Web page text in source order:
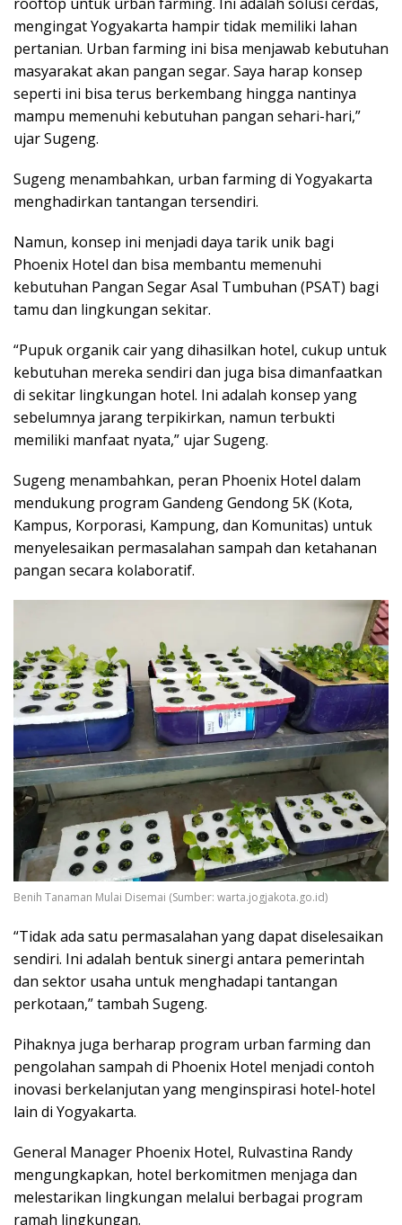
mengingat Yogyakarta hampir tidak memiliki lahan
pertanian. Urban farming ini bisa menjawab kebutuhan
masyarakat akan pangan segar. Saya harap konsep
seperti ini bisa terus berkembang hingga nantinya
mampu memenuhi kebutuhan pangan sehari-hari,”
ujar Sugeng.
Sugeng menambahkan, urban farming di Yogyakarta
menghadirkan tantangan tersendiri.
Namun, konsep ini menjadi daya tarik unik bagi
Phoenix Hotel dan bisa membantu memenuhi
kebutuhan Pangan Segar Asal Tumbuhan (PSAT) bagi
tamu dan lingkungan sekitar.
“Pupuk organik cair yang dihasilkan hotel, cukup untuk
kebutuhan mereka sendiri dan juga bisa dimanfaatkan
di sekitar lingkungan hotel. Ini adalah konsep yang
sebelumnya jarang terpikirkan, namun terbukti
memiliki manfaat nyata,” ujar Sugeng.
Sugeng menambahkan, peran Phoenix Hotel dalam
mendukung program Gandeng Gendong 5K (Kota,
Kampus, Korporasi, Kampung, dan Komunitas) untuk
menyelesaikan permasalahan sampah dan ketahanan
pangan secara kolaboratif.
Benih Tanaman Mulai Disemai (Sumber: warta.jogjakota.go.id)
“Tidak ada satu permasalahan yang dapat diselesaikan
sendiri. Ini adalah bentuk sinergi antara pemerintah
dan sektor usaha untuk menghadapi tantangan
perkotaan,” tambah Sugeng.
Pihaknya juga berharap program urban farming dan
pengolahan sampah di Phoenix Hotel menjadi contoh
inovasi berkelanjutan yang menginspirasi hotel-hotel
lain di Yogyakarta.
General Manager Phoenix Hotel, Rulvastina Randy
mengungkapkan, hotel berkomitmen menjaga dan
melestarikan lingkungan melalui berbagai program
ramah lingkungan.